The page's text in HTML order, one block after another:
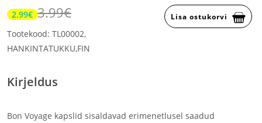
2.99€ 3.99€ Lisa ostukorvi
Tootekood: TL00002,
HANKINTATUKKU,FIN
Kirjeldus
Bon Voyage kapslid sisaldavad erimenetlusel saadud